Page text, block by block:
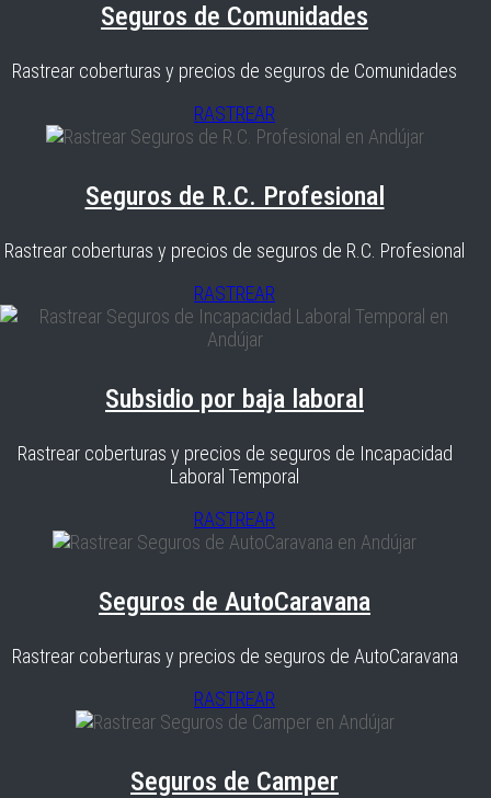
Seguros de Comunidades
Rastrear coberturas y precios de seguros de Comunidades
RASTREAR
Seguros de R.C. Profesional
Rastrear coberturas y precios de seguros de R.C. Profesional
RASTREAR
Subsidio por baja laboral
Rastrear coberturas y precios de seguros de Incapacidad
Laboral Temporal
RASTREAR
Seguros de AutoCaravana
Rastrear coberturas y precios de seguros de AutoCaravana
RASTREAR
Seguros de Camper